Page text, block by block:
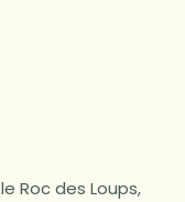
Roc des Loups,